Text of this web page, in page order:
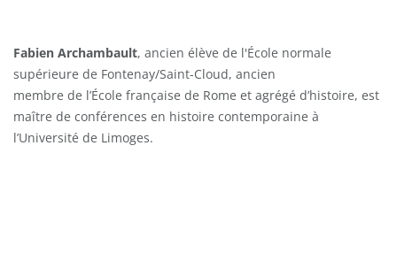
Fabien Archambault, ancien élève de l'École normale
supérieure de Fontenay/Saint-Cloud, ancien
membre de l’École française de Rome et agrégé d’histoire, est
maître de conférences en histoire contemporaine à
l’Université de Limoges.